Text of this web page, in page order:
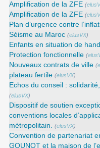
Amplification de la ZFE (
Amplification de la ZFE (
Plan d’urgence contre
Séisme au Maroc (elusVX)
Enfants en situation de
Protection fonctionnelle (
Nouveaux contrats de ville (
plateau fertile (elusVX)
Echos du conseil :
(elusVX)
Dispositif de soutien
conventions locales
métropolitain. (elusVX)
Convention de partenariat
GOUNOT et la maison de